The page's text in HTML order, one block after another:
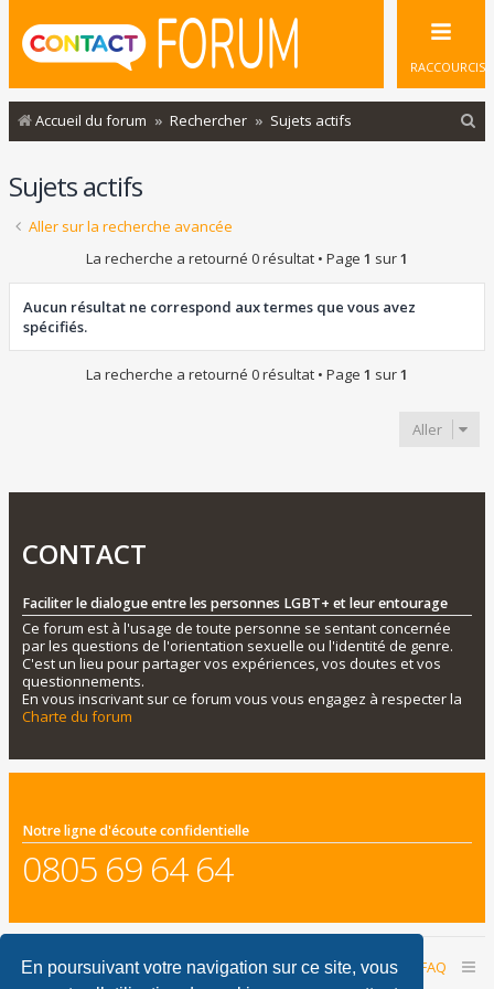
En poursuivant votre navigation sur ce site, vous
RACCOURCIS
Accueil du forum Rechercher Sujets actifs
Sujets actifs
Aller sur la recherche avancée
La recherche a retourné 0 résultat • Page 1 sur1
Aucun résultat ne correspond aux termes que vous avez
spécifiés.
La recherche a retourné 0 résultat • Page 1 sur1
Aller
CONTACT
Faciliter le dialogue entre les personnes LGBT+ et leur entourage
Ce forum est à l'usage de toute personne se sentant concernée
par les questions de l'orientation sexuelle ou l'identité de genre.
C'est un lieu pour partager vos expériences, vos doutes et vos
questionnements.
En vous inscrivant sur ce forum vous vous engagez à respecter la
Charte du forum
Notre ligne d'écoute confidentielle
0805 69 64 64
Accueil du forum FAQ
Nous contacter